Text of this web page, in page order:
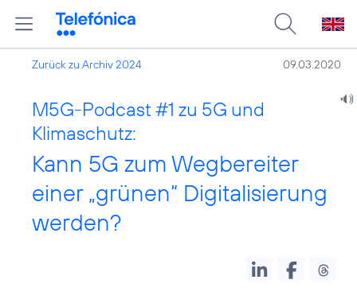
Zurück zu Archiv 2024 09.03.2020
M5G-Podcast #1 zu 5G und
Klimaschutz:
Kann 5G zum Wegbereiter
einer „grünen“ Digitalisierung
werden?